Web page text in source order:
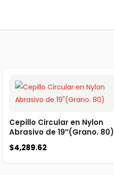
Cepillo Circular en Nylon
Abrasivo de 19″(Grano. 80)
$4,289.62